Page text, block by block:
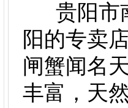
贵阳市
阳的专卖
闸蟹闻名
丰富，天